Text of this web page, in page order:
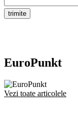
EuroPunkt
Vezi toate articolele